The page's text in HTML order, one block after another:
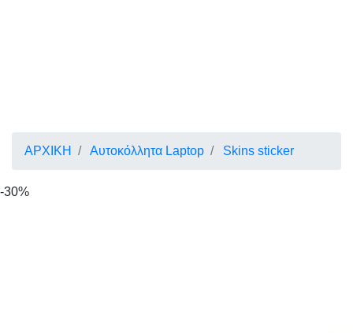
ΑΡΧΙΚΗ Αυτοκόλλητα Laptop Skins sticker
-30%